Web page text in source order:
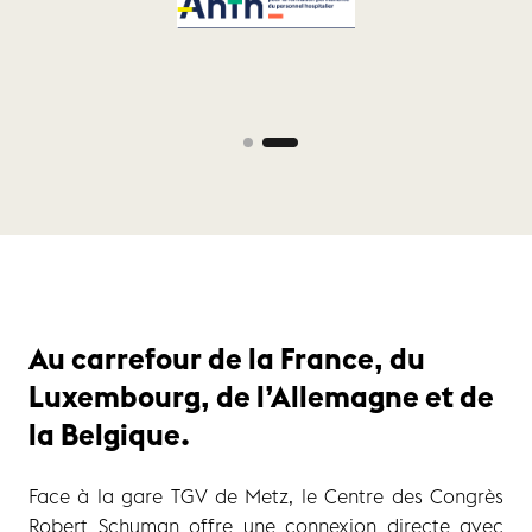
BARTHOUX – Groupe INTÉRIALE
Au carrefour de la France, du
Luxembourg, de l’Allemagne et de
la Belgique.
Face à la gare TGV de Metz, le Centre des Congrès
Robert Schuman offre une connexion directe avec